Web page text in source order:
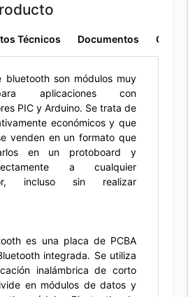
Técnicos Documentos
bluetooth son módulos muy
aplicaciones con
PIC y Arduino. Se trata de
económicos y que
venden en un formato que
en un protoboard y
a cualquier
incluso sin realizar
es una placa de PCBA
integrada. Se utiliza
inalámbrica de corto
en módulos de datos y